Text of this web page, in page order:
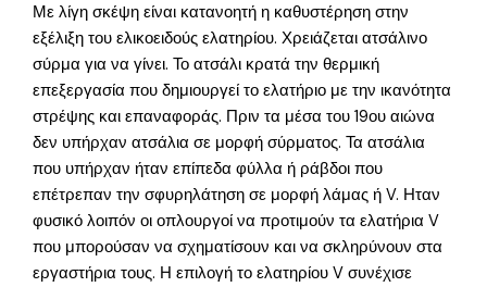
Με λίγη σκέψη είναι κατανοητή η καθυστέρηση στην
εξέλιξη του ελικοειδούς ελατηρίου. Χρειάζεται ατσάλινο
σύρμα για να γίνει. Το ατσάλι κρατά την θερμική
επεξεργασία που δημιουργεί το ελατήριο με την ικανότητα
στρέψης και επαναφοράς. Πριν τα μέσα του 19ου αιώνα
δεν υπήρχαν ατσάλια σε μορφή σύρματος. Τα ατσάλια
που υπήρχαν ήταν επίπεδα φύλλα ή ράβδοι που
επέτρεπαν την σφυρηλάτηση σε μορφή λάμας ή V. Ηταν
φυσικό λοιπόν οι οπλουργοί να προτιμούν τα ελατήρια V
που μπορούσαν να σχηματίσουν και να σκληρύνουν στα
εργαστήρια τους. Η επιλογή το ελατηρίου V συνέχισε